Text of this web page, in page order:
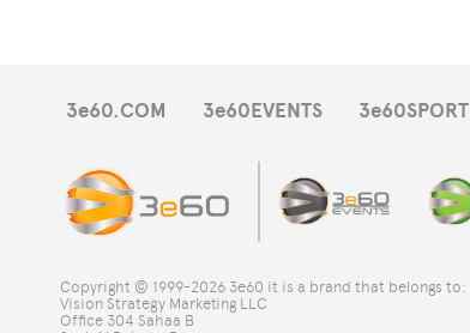
3e60.COM 3e60EVENTS 3e60SPORT
Copyright © 1999-2026 3e60 it is a brand that belongs to:
Vision Strategy Marketing LLC
Office 304 Sahaa B